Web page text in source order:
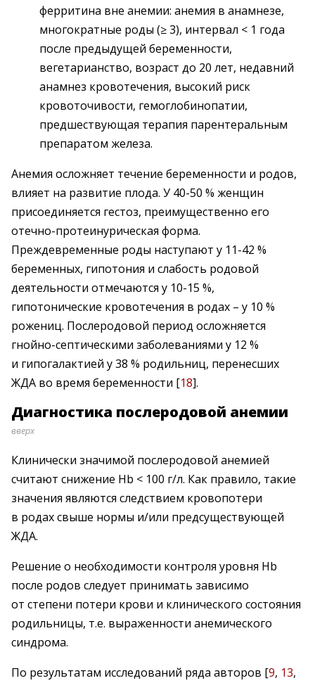
ферритина вне анемии: анемия в анамнезе,
многократные роды (≥ 3), интервал < 1 года
после предыдущей беременности,
вегетарианство, возраст до 20 лет, недавний
анамнез кровотечения, высокий риск
кровоточивости, гемоглобинопатии,
предшествующая терапия парентеральным
препаратом железа.
Анемия осложняет течение беременности и родов,
влияет на развитие плода. У 40-50 % женщин
присоединяется гестоз, преимущественно его
отечно-протеинурическая форма.
Преждевременные роды наступают у 11-42 %
беременных, гипотония и слабость родовой
деятельности отмечаются у 10-15 %,
гипотонические кровотечения в родах – у 10 %
рожениц. Послеродовой период осложняется
гнойно-септическими заболеваниями у 12 %
и гипогалактией у 38 % родильниц, перенесших
ЖДА во время беременности [18].
Диагностика послеродовой анемии
вверх
Клинически значимой послеродовой анемией
считают снижение Hb < 100 г/л. Как правило, такие
значения являются следствием кровопотери
в родах свыше нормы и/или предсуществую­щей
ЖДА.
Решение о необходимости контроля уровня Hb
после родов следует принимать зависимо
от степени потери крови и клинического состояния
родильницы, т.е. выраженности анемического
синдрома.
По результатам исследований ряда авторов [9, 13,